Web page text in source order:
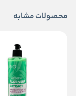
محصولات مشابه